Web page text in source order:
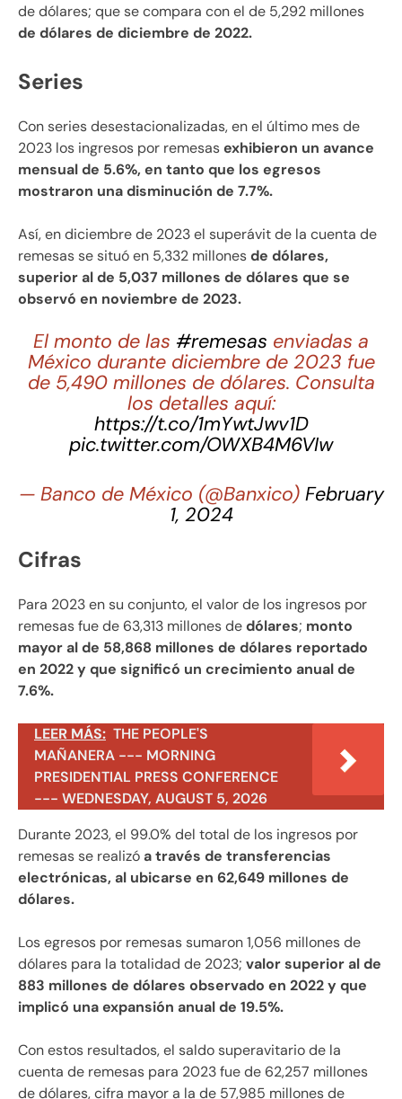
de dólares; que se compara con el de 5,292 millones
de dólares de diciembre de 2022.
Series
Con series desestacionalizadas, en el último mes de
2023 los ingresos por remesasexhibieron un avance
mensual de 5.6%, en tanto que los egresos
mostraron una disminución de 7.7%.
Así, en diciembre de 2023 el superávit de la cuenta de
remesas se situó en 5,332 millonesde dólares,
superior al de 5,037 millones de dólares que se
observó en noviembre de 2023.
El monto de las #remesas enviadas a
México durante diciembre de 2023 fue
de 5,490 millones de dólares. Consulta
los detalles aquí:
https://t.co/1mYwtJwv1D
pic.twitter.com/OWXB4M6VIw
— Banco de México (@Banxico) February
1, 2024
Cifras
Para 2023 en su conjunto, el valor de los ingresos por
remesas fue de 63,313 millones dedólares; monto
mayor al de 58,868 millones de dólares reportado
en 2022 y que significó un crecimiento anual de
7.6%.
LEER MÁS: THE PEOPLE'S
MAÑANERA --- MORNING
PRESIDENTIAL PRESS CONFERENCE
--- WEDNESDAY, AUGUST 5, 2026
Durante 2023, el 99.0% del total de los ingresos por
remesas se realizóa través de transferencias
electrónicas, al ubicarse en 62,649 millones de
dólares.
Los egresos por remesas sumaron 1,056 millones de
dólares para la totalidad de 2023; valor superior al de
883 millones de dólares observado en 2022 y que
implicó una expansión anual de 19.5%.
Con estos resultados, el saldo superavitario de la
cuenta de remesas para 2023 fue de 62,257 millones
de dólares, cifra mayor a la de 57,985 millones de